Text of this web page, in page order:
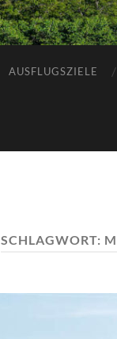
AUSFLUGSZIELE
SCHLAGWORT: